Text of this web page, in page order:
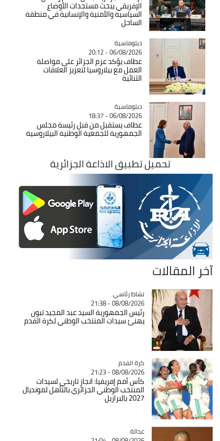
الإفريقي يبحث مستجدات الأوضاع
السياسية والأمنية والإنسانية في منطقة
الساحل
Catégorie
دبلوماسية
06/08/2026 - 20:12
عطاف يؤكد عزم الجزائر على مواصلة
العمل مع بيلاروسيا لتعزيز العلاقات
الثنائية
Catégorie
دبلوماسية
06/08/2026 - 18:37
عطاف يستقبل من قبل رئيسة مجلس
الجمهورية للجمعية الوطنية البيلاروسية
تحميل تطبيق الاذاعة الجزائرية
آخر المقالات
Catégorie
نشاط رئاسي
08/08/2026 - 21:38
رئيس الجمهورية السيد عبد المجيد تبون
يهنئ سيدات المنتخب الوطني لكرة القدم
Catégorie
كرة القدم
08/08/2026 - 21:23
كأس أمم إفريقيا: انجاز تاريخي لسيدات
المنتخب الوطني الجزائري بالتأهل لمونديال
2027 بالبرازيل
Catégorie
عدالة